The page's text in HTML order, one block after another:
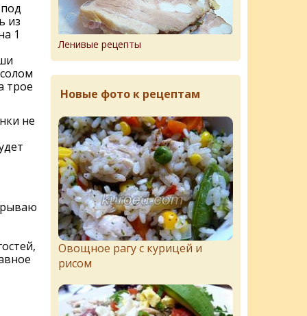
из
1
трое
не
Ленивые рецепты
Новые фото к рецептам
Овощное рагу с курицей и
рисом